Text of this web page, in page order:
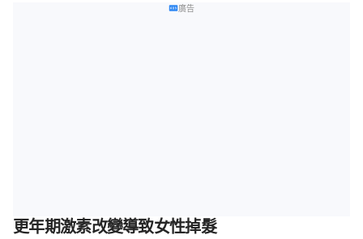
廣告
更年期激素改變導致女性掉髮